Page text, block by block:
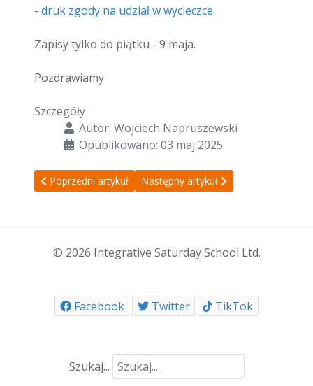
- druk zgody na udział w wycieczce.
Zapisy tylko do piątku - 9 maja.
Pozdrawiamy
Szczegóły
Autor: Wojciech Napruszewski
Opublikowano: 03 maj 2025
Poprzedni artykuł: Regulamin konkursu - Talent Show
Poprzedni artykuł Następny artykuł: Bal Karnawałowy
Następny artykuł
© 2026 Integrative Saturday School Ltd.
Facebook Twitter TikTok
Szukaj...